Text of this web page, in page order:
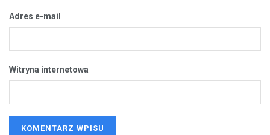
Adres e-mail
Witryna internetowa